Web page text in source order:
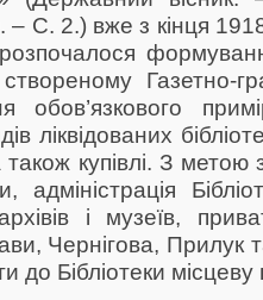
– С. 2.) вже з кінця
Газетно-
обов’язкового
ліквідованих
купівлі. З метою
адміністрація
і музеїв,
Чернігова, Прилук
до Бібліотеки місцеву